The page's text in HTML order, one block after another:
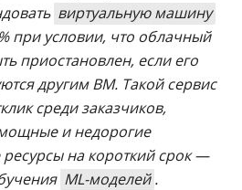
виртуальную машину
при условии, что облачный
приостановлен, если его
другим ВМ. Такой сервис
среди заказчиков,
и недорогие
на короткий срок —
ML-моделей .